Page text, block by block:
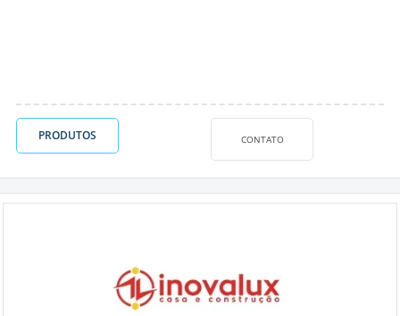
PRODUTOS CONTATO